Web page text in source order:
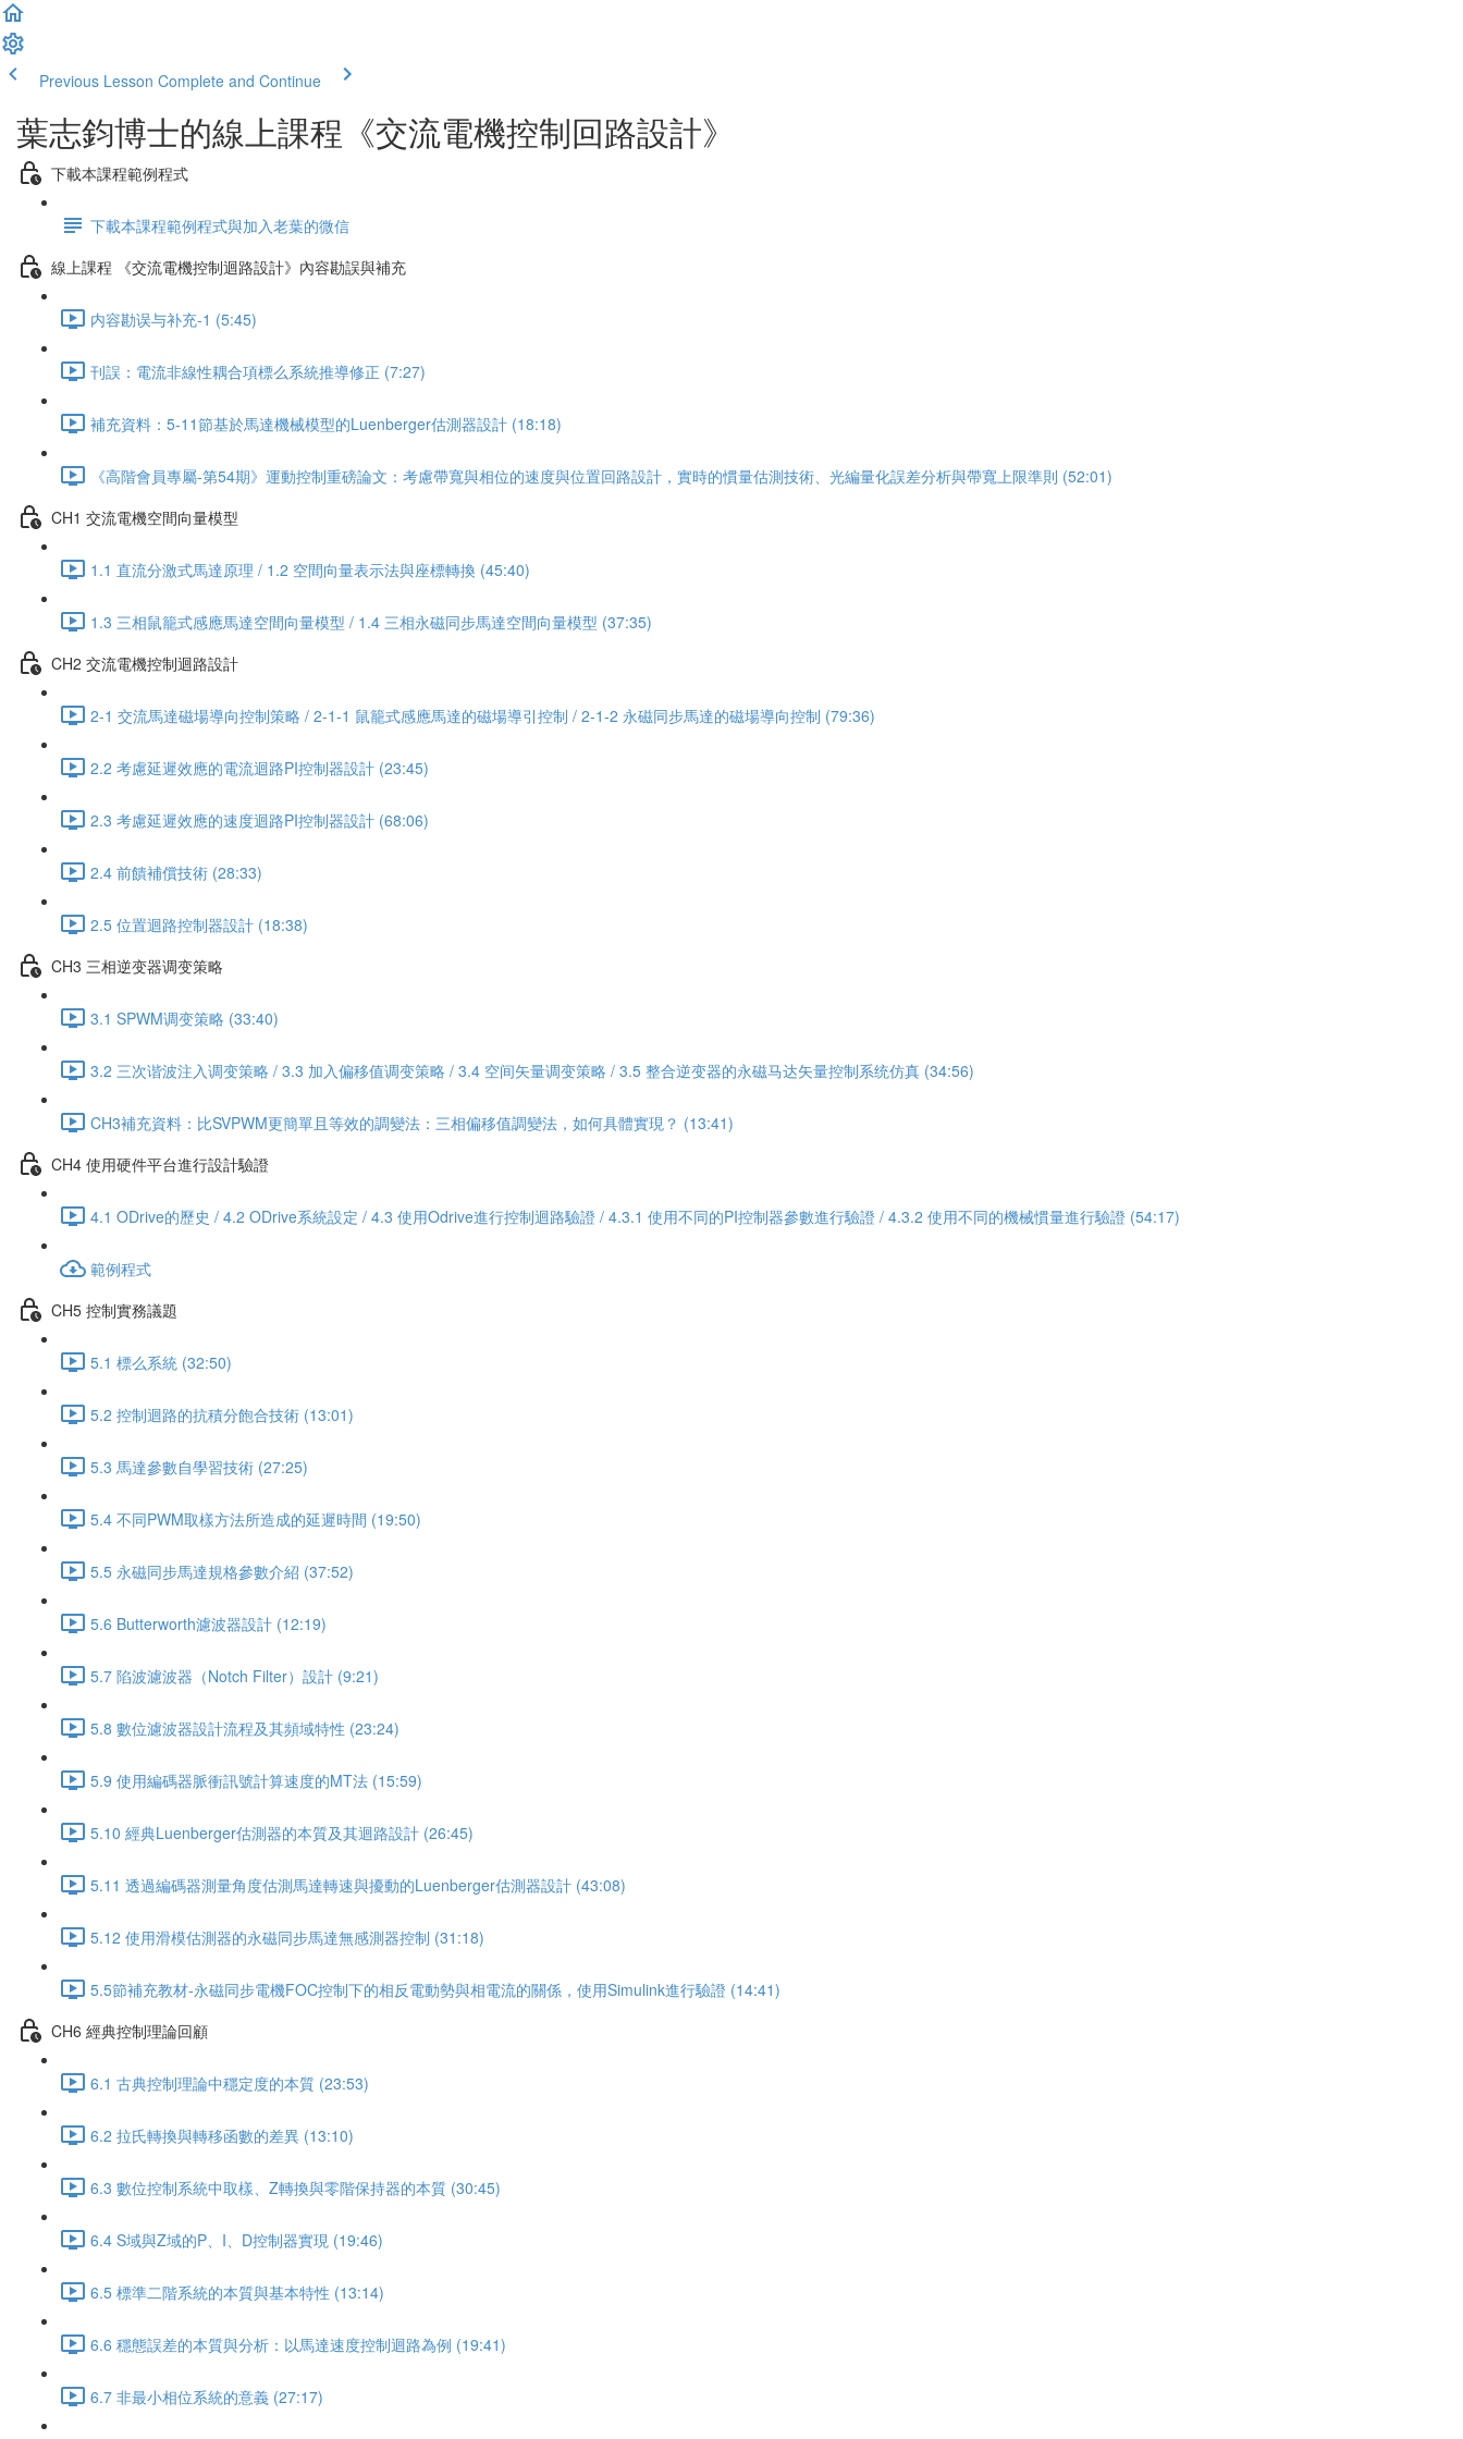
Previous Lesson Complete and Continue
葉志鈞博士的線上課程《交流電機控制回路設計》
下載本課程範例程式
下載本課程範例程式與加入老葉的微信
線上課程 《交流電機控制迴路設計》內容勘誤與補充
内容勘误与补充-1 (5:45)
刊誤：電流非線性耦合項標么系統推導修正 (7:27)
補充資料：5-11節基於馬達機械模型的Luenberger估測器設計 (18:18)
《高階會員專屬-第54期》運動控制重磅論文：考慮帶寬與相位的速度與位置回路設計，實時的慣量估測技術、光編量化誤差分析與帶寬上限準則 (52:01)
CH1 交流電機空間向量模型
1.1 直流分激式馬達原理 / 1.2 空間向量表示法與座標轉換 (45:40)
1.3 三相鼠籠式感應馬達空間向量模型 / 1.4 三相永磁同步馬達空間向量模型 (37:35)
CH2 交流電機控制迴路設計
2-1 交流馬達磁場導向控制策略 / 2-1-1 鼠籠式感應馬達的磁場導引控制 / 2-1-2 永磁同步馬達的磁場導向控制 (79:36)
2.2 考慮延遲效應的電流迴路PI控制器設計 (23:45)
2.3 考慮延遲效應的速度迴路PI控制器設計 (68:06)
2.4 前饋補償技術 (28:33)
2.5 位置迴路控制器設計 (18:38)
CH3 三相逆变器调变策略
3.1 SPWM调变策略 (33:40)
3.2 三次谐波注入调变策略 / 3.3 加入偏移值调变策略 / 3.4 空间矢量调变策略 / 3.5 整合逆变器的永磁马达矢量控制系统仿真 (34:56)
CH3補充資料：比SVPWM更簡單且等效的調變法：三相偏移值調變法，如何具體實現？ (13:41)
CH4 使用硬件平台進行設計驗證
4.1 ODrive的歷史 / 4.2 ODrive系統設定 / 4.3 使用Odrive進行控制迴路驗證 / 4.3.1 使用不同的PI控制器參數進行驗證 / 4.3.2 使用不同的機械慣量進行驗證 (54:17)
範例程式
CH5 控制實務議題
5.1 標么系統 (32:50)
5.2 控制迴路的抗積分飽合技術 (13:01)
5.3 馬達參數自學習技術 (27:25)
5.4 不同PWM取樣方法所造成的延遲時間 (19:50)
5.5 永磁同步馬達規格參數介紹 (37:52)
5.6 Butterworth濾波器設計 (12:19)
5.7 陷波濾波器（Notch Filter）設計 (9:21)
5.8 數位濾波器設計流程及其頻域特性 (23:24)
5.9 使用編碼器脈衝訊號計算速度的MT法 (15:59)
5.10 經典Luenberger估測器的本質及其迴路設計 (26:45)
5.11 透過編碼器測量角度估測馬達轉速與擾動的Luenberger估測器設計 (43:08)
5.12 使用滑模估測器的永磁同步馬達無感測器控制 (31:18)
5.5節補充教材-永磁同步電機FOC控制下的相反電動勢與相電流的關係，使用Simulink進行驗證 (14:41)
CH6 經典控制理論回顧
6.1 古典控制理論中穩定度的本質 (23:53)
6.2 拉氏轉換與轉移函數的差異 (13:10)
6.3 數位控制系統中取樣、Z轉換與零階保持器的本質 (30:45)
6.4 S域與Z域的P、I、D控制器實現 (19:46)
6.5 標準二階系統的本質與基本特性 (13:14)
6.6 穩態誤差的本質與分析：以馬達速度控制迴路為例 (19:41)
6.7 非最小相位系統的意義 (27:17)